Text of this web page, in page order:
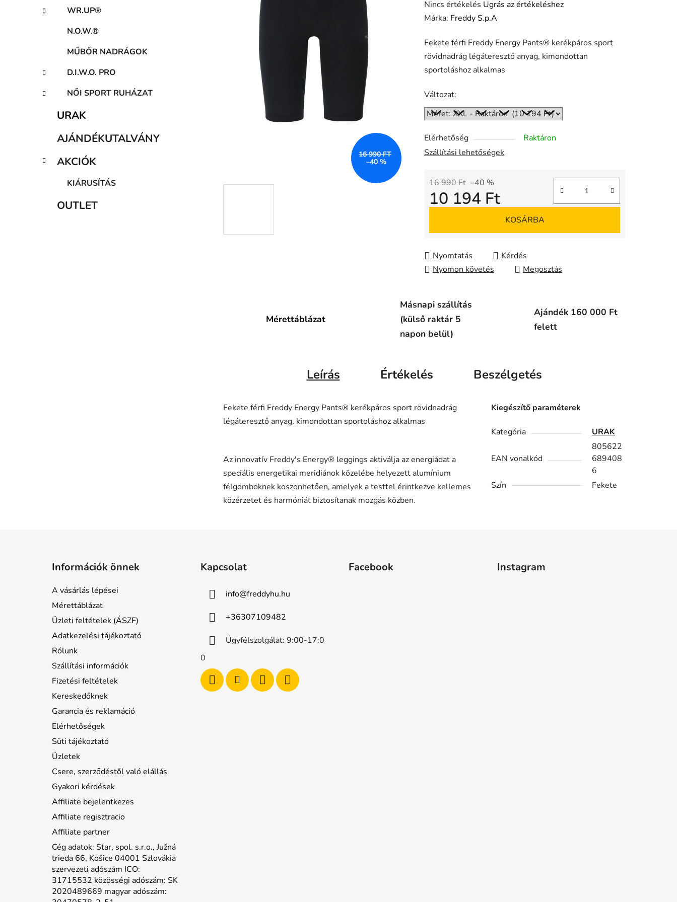
n
WR.UP®
N.O.W.®
MŰBŐR NADRÁGOK
D.I.W.O. PRO
NŐI SPORT RUHÁZAT
URAK
AJÁNDÉKUTALVÁNY
AKCIÓK
KIÁRUSÍTÁS
OUTLET
A
termék
értékelése
5-
ből
csillag.
Nincs értékelés Ugrás az értékeléshez
Márka: Freddy S.p.A
Fekete férfi Freddy Energy Pants® kerékpáros sport
rövidnadrág légáteresztő anyag, kimondottan
sportoláshoz alkalmas
Változat:
Elérhetőség
Raktáron
Szállítási lehetőségek
16 990 Ft –40 %
10 194 Ft
KOSÁRBA
Nyomtatás
Kérdés
Nyomon követés
Megosztás
16 990 FT
–40 %
Mérettáblázat
Másnapi szállítás
(külső raktár 5
napon belül)
Ajándék 160 000 Ft
felett
Leírás Értékelés Beszélgetés
Fekete férfi Freddy Energy Pants® kerékpáros sport rövidnadrág
légáteresztő anyag, kimondottan sportoláshoz alkalmas
Az innovatív Freddy's Energy® leggings aktiválja az energiádat a
speciális energetikai meridiánok közelébe helyezett alumínium
félgömböknek köszönhetően, amelyek a testtel érintkezve kellemes
közérzetet és harmóniát biztosítanak mozgás közben.
Kiegészítő paraméterek
Kategória URAK
EAN vonalkód
805622
689408
6
Szín
Fekete
Információk önnek
A vásárlás lépései
Mérettáblázat
Üzleti feltételek (ÁSZF)
Adatkezelési tájékoztató
Rólunk
Szállítási információk
Fizetési feltételek
Kereskedőknek
Garancia és reklamáció
Elérhetőségek
Süti tájékoztató
Üzletek
Csere, szerződéstől való elállás
Gyakori kérdések
Affiliate bejelentkezes
Affiliate regisztracio
Affiliate partner
Cég adatok: Star, spol. s.r.o., Južná
trieda 66, Košice 04001 Szlovákia
szervezeti adószám ICO:
31715532 közösségi adószám: SK
2020489669 magyar adószám:
Kapcsolat
info@freddyhu.hu
+36307109482
Ügyfélszolgálat: 9:00-17:0
0
Facebook Instagram